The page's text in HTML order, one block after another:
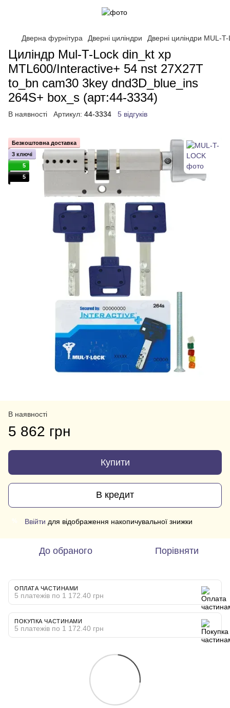
Дверна фурнітура Дверні циліндри Дверні циліндри MUL-
Циліндр Mul-T-Lock din_kt xp
MTL600/Interactive+ 54 nst 27X27T
to_bn cam30 3key dnd3D_blue_ins
264S+ box_s (арт:44-3334)
В наявності Артикул: 44-3334 5 відгуків
Безкоштовна доставка
3 ключі
5
5
В наявності
5 862 грн
Купити
В кредит
Ввійти для відображення накопичувальної знижки
До обраного Порівняти
ОПЛАТА ЧАСТИНАМИ
5 платежів по 1 172.40 грн
ПОКУПКА ЧАСТИНАМИ
5 платежів по 1 172.40 грн